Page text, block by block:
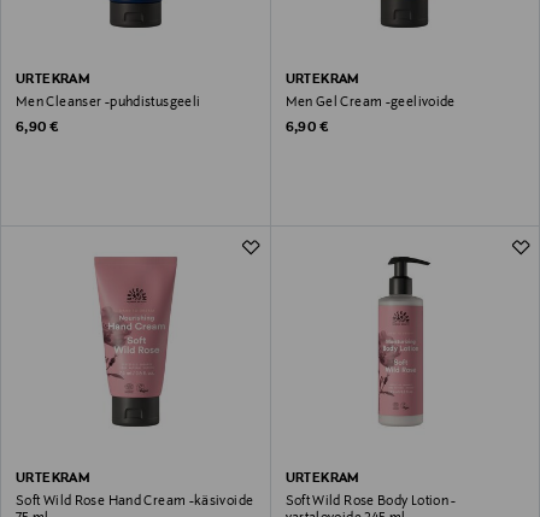
URTEKRAM
Men Cleanser -puhdistusgeeli
Original Price
6,90 €
URTEKRAM
Men Gel Cream -geelivoide
Original Price
6,90 €
URTEKRAM
Soft Wild Rose Hand Cream -käsivoide
URTEKRAM
Soft Wild Rose Body Lotion -